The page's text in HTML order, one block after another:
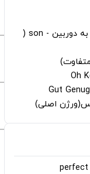
دانلود قالب مرد سیاه پوست در حال نگاه به دوربین - son (
اصلی)